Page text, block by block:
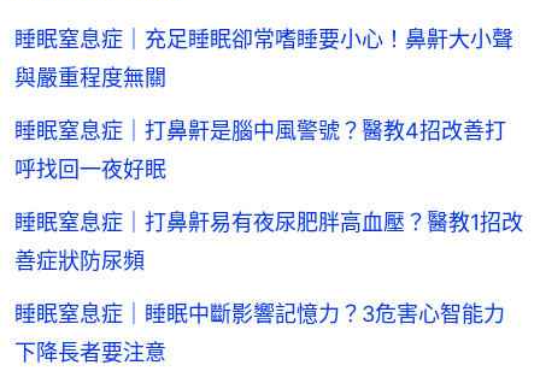
睡眠窒息症｜充足睡眠卻常嗜睡要小心！鼻鼾大小聲
與嚴重程度無關
睡眠窒息症｜打鼻鼾是腦中風警號？醫教4招改善打
呼找回一夜好眠
睡眠窒息症｜打鼻鼾易有夜尿肥胖高血壓？醫教1招改
善症狀防尿頻
睡眠窒息症｜睡眠中斷影響記憶力？3危害心智能力
下降長者要注意